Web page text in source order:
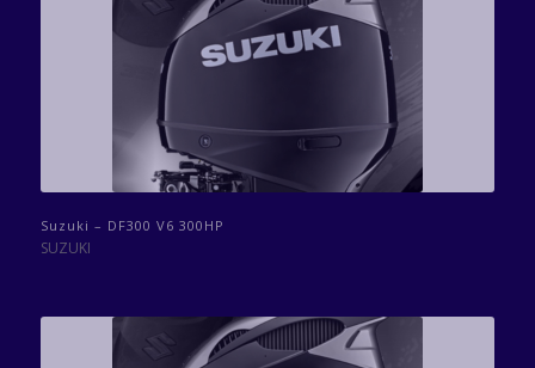
Suzuki – DF300 V6 300HP
SUZUKI